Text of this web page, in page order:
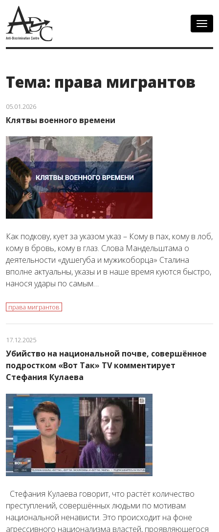
Тема: права мигрантов
05.01.2026
Клятвы военного времени
Как подкову, кует за указом указ – Кому в пах, кому в лоб,
кому в бровь, кому в глаз. Слова Мандельштама о
деятельности «душегуба и мужикоборца» Сталина
вполне актуальны, указы и в наше время куются быстро,
нанося удары по самым…
права мигрантов
17.12.2025
Убийство на национальной почве, совершённое
подростком «Вот Так» TV комментирует
Стефания Кулаева
Стефания Кулаева говорит, что растёт количество
преступлений, совершённых людьми по мотивам
национальной ненависти. Это происходит на фоне
агрессивного национализма властей, проявляющегося